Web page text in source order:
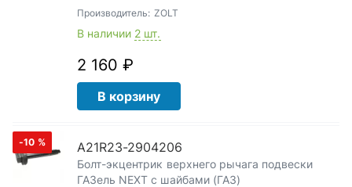
Производитель: ZOLT
В наличии 2 шт.
2 160 ₽
В корзину
-10 % А21R23-2904206
Болт-экцентрик верхнего рычага подвески
ГАЗель NEXT с шайбами (ГАЗ)